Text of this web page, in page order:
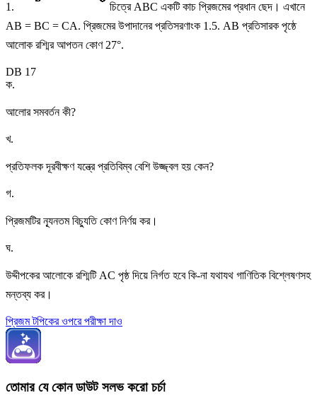
1.
চিত্রে ABC একটি কাচ প্রিজমের প্রধান ছেদ। এখানে
AB = BC = CA. প্রিজমের উপাদানের প্রতিসরণাংক 1.5. AB প্রতিসারক পৃষ্ঠে
আলোক রশ্মির আপতন কোণ 27°.
DB 17
ক.
আলোর সমবর্তন কী?
খ.
প্রতিফলক দূরবীক্ষণ যন্ত্রে প্রতিবিম্ব বেশি উজ্জ্বল হয় কেন?
গ.
প্রিজমটির ন্যূনতম বিচ্যুতি কোণ নির্ণয় কর।
ঘ.
উদ্দীপকের আলোকে রশ্মিটি AC পৃষ্ঠ দিয়ে নির্গত হবে কি-না যথাযথ গাণিতিক বিশ্লেষণসহ
মন্তব্য কর।
প্রিজম টপিকের ওপরে পরীক্ষা দাও
তোমার যে কোন ডাউট সলভ করো চর্চা